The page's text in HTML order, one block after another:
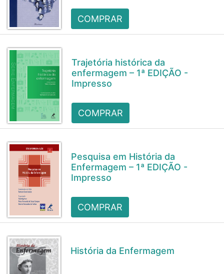
COMPRAR
Trajetória histórica da
enfermagem – 1ª EDIÇÃO -
Impresso
COMPRAR
Pesquisa em História da
Enfermagem – 1ª EDIÇÃO -
Impresso
COMPRAR
História da Enfermagem